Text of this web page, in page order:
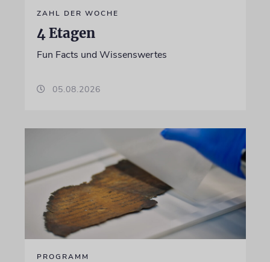
ZAHL DER WOCHE
4 Etagen
Fun Facts und Wissenswertes
05.08.2026
PROGRAMM